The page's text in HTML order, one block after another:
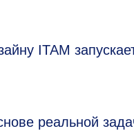
ITAM
реальной